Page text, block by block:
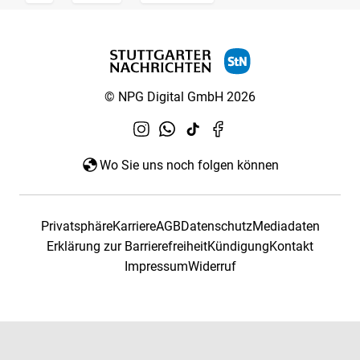
© NPG Digital GmbH 2026
Wo Sie uns noch folgen können
PrivatsphäreKarriereAGBDatenschutzMediadaten
Erklärung zur BarrierefreiheitKündigungKontakt
ImpressumWiderruf